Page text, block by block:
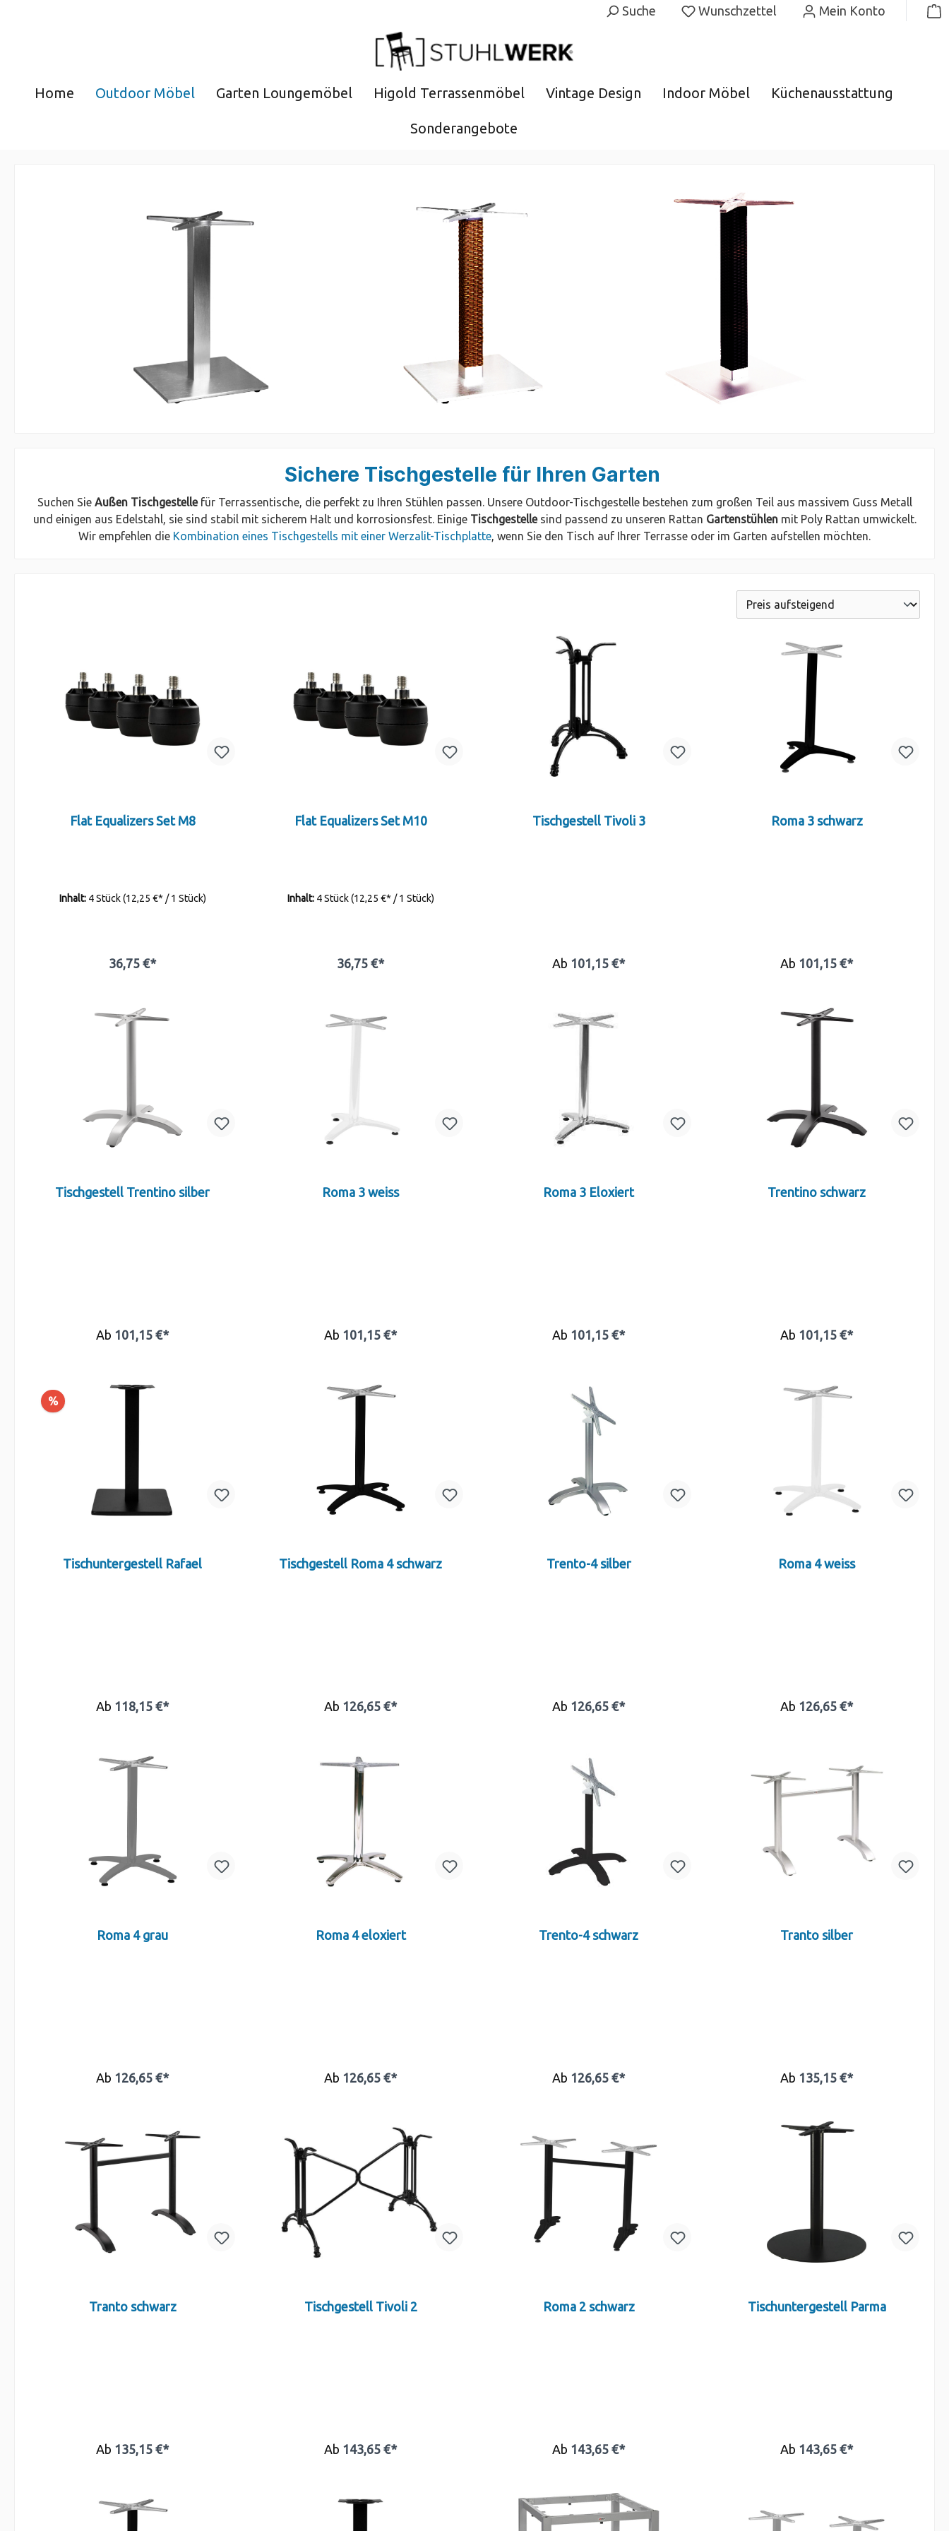
Suche Wunschzettel Mein Konto
Home Outdoor Möbel Garten Loungemöbel Higold Terrassenmöbel Vintage Design Indoor Möbel Küchenausstattung
Sonderangebote
Tischgestelle für den Outdoor Bereich
Tischgestelle für den Outdoor und Indoor Bereich, besonders für Garten und Terrasse in der Gastronomie
Sichere Tischgestelle für Ihren Garten
Suchen Sie Außen Tischgestellefür Terrassentische, die perfekt zu Ihren Stühlen passen. Unsere Outdoor-Tischgestelle bestehen zum großen Teil aus massivem Guss Metall
und einigen aus Edelstahl, sie sind stabil mit sicherem Halt und korrosionsfest. Einige Tischgestellesind passend zu unseren Rattan Gartenstühlenmit Poly Rattan umwickelt.
Wir empfehlen die Kombination eines Tischgestells mit einer Werzalit-Tischplatte, wenn Sie den Tisch auf Ihrer Terrasse oder im Garten aufstellen möchten.
Flat Equalizers Set M8
Inhalt: 4 Stück(12,25 €* / 1 Stück)
36,75 €*
Flat Equalizers Set M10
Inhalt: 4 Stück(12,25 €* / 1 Stück)
36,75 €*
Tischgestell Tivoli 3
Ab 101,15 €*
Roma 3 schwarz
Ab 101,15 €*
Tischgestell Trentino silber
Ab 101,15 €*
Roma 3 weiss
Ab 101,15 €*
Roma 3 Eloxiert
Ab 101,15 €*
Trentino schwarz
Ab 101,15 €*
%
Tischuntergestell Rafael
Ab 118,15 €*
Tischgestell Roma 4 schwarz
Ab 126,65 €*
Trento-4 silber
Ab 126,65 €*
Roma 4 weiss
Ab 126,65 €*
Roma 4 grau
Ab 126,65 €*
Roma 4 eloxiert
Ab 126,65 €*
Trento-4 schwarz
Ab 126,65 €*
Tranto silber
Ab 135,15 €*
Tranto schwarz
Ab 135,15 €*
Tischgestell Tivoli 2
Ab 143,65 €*
Roma 2 schwarz
Ab 143,65 €*
Tischuntergestell Parma
Ab 143,65 €*